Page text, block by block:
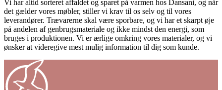
Vi har altid sorteret affaldet og sparet på varmen hos Dansani, og når
det gælder vores møbler, stiller vi krav til os selv og til vores
leverandører. Trævarerne skal være sporbare, og vi har et skarpt øje
på andelen af genbrugsmateriale og ikke mindst den energi, som
bruges i produktionen. Vi er ærlige omkring vores materialer, og vi
ønsker at videregive mest mulig information til dig som kunde.